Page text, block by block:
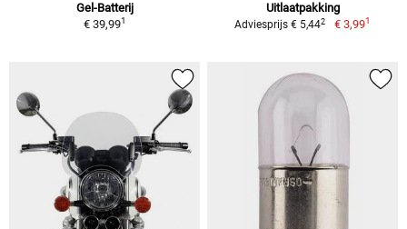
Gel-Batterij
€ 39,991
Uitlaatpakking
Adviesprijs € 5,442 € 3,991